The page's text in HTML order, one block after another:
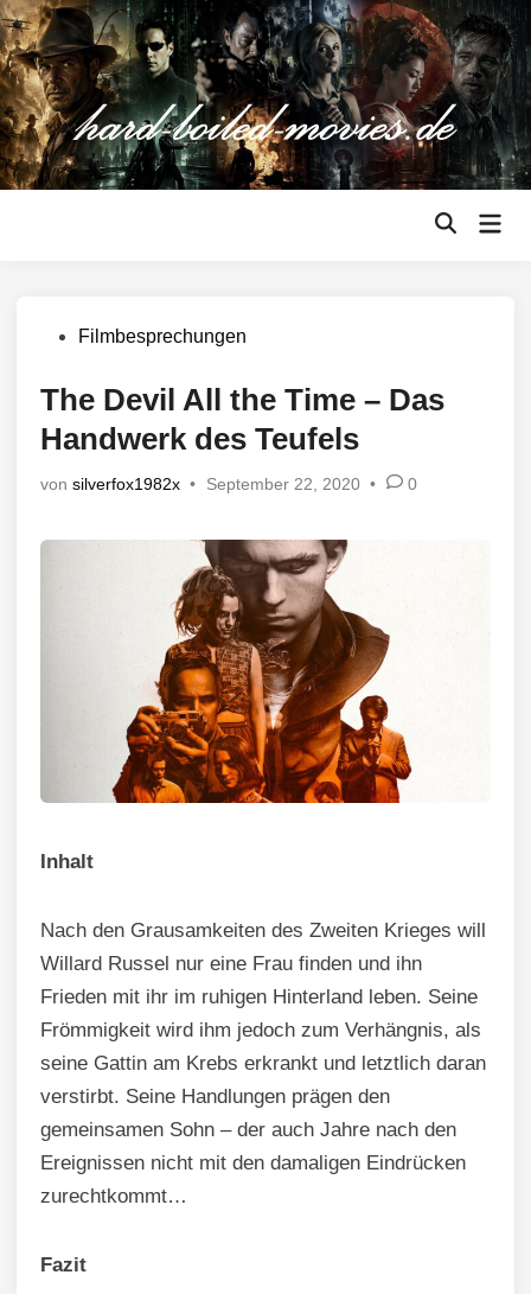
Zum
Inhalt
springen
Suche
Veröffentlicht
Filmbesprechungen
The Devil All the Time – Das
Handwerk des Teufels
von silverfox1982x • September 22, 2020 • 0
Inhalt
Nach den Grausamkeiten des Zweiten Krieges will
Willard Russel nur eine Frau finden und ihn
Frieden mit ihr im ruhigen Hinterland leben. Seine
Frömmigkeit wird ihm jedoch zum Verhängnis, als
seine Gattin am Krebs erkrankt und letztlich daran
verstirbt. Seine Handlungen prägen den
gemeinsamen Sohn – der auch Jahre nach den
Ereignissen nicht mit den damaligen Eindrücken
zurechtkommt…
Fazit